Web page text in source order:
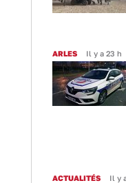
ARLES Il y a 23 h
ACTUALITÉS Il y